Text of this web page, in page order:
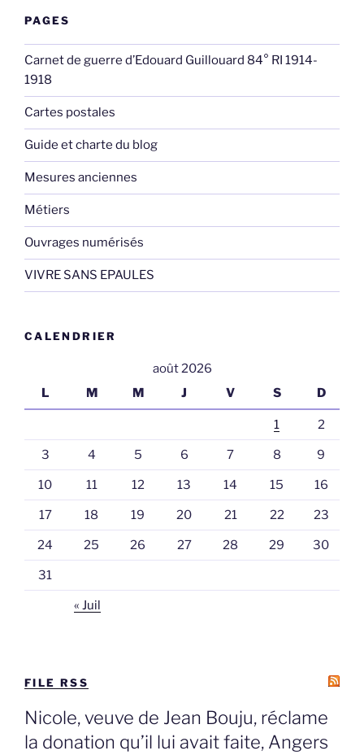
PAGES
Carnet de guerre d’Edouard Guillouard 84° RI 1914-
1918
Cartes postales
Guide et charte du blog
Mesures anciennes
Métiers
Ouvrages numérisés
VIVRE SANS EPAULES
CALENDRIER
août 2026
L
M M J V S D
1 2
3 4 5 6 7 8 9
10 11 12 13 14 15 16
17 18 19 20 21 22 23
24 25 26 27 28 29 30
31
« Juil
FILE RSS
Nicole, veuve de Jean Bouju, réclame
la donation qu’il lui avait faite, Angers